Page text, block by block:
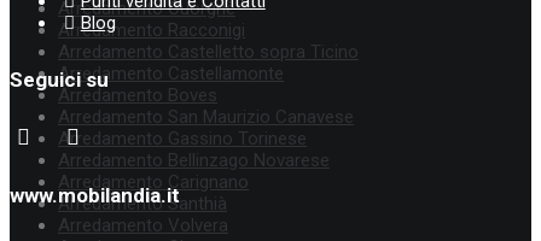
Arredamento Cuorgnè
Arredamento Racconigi
Arredamento Castelletto sopra Ticino
Arredamento Castellamonte
Arredamento Boves
Arredamento San Maurizio Canavese
Arredamento Gassino Torinese
Arredamento Bellinzago Novarese
Arredamento Carignano
Arredamento Santhià
Arredamento Volvera
Blog
Seguici su
www.mobilandia.it